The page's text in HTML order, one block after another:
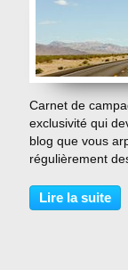
Carnet de
exclusivité qui
blog que vous
régulièrement
pouvoir
sépare les p'tits
Lire la suite